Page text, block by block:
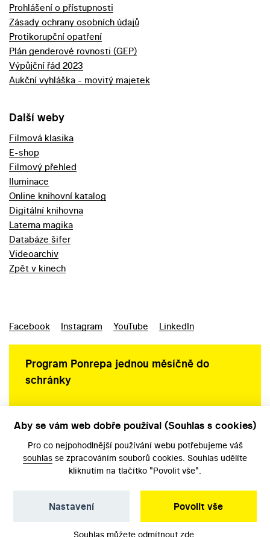
Prohlášení o přístupnosti
Zásady ochrany osobních údajů
Protikorupční opatření
Plán genderové rovnosti (GEP)
Výpůjční řád 2023
Aukční vyhláška - movitý majetek
Další weby
Filmová klasika
E-shop
Filmový přehled
Iluminace
Online knihovní katalog
Digitální knihovna
Laterna magika
Databáze šifer
Videoarchiv
Zpět v kinech
Facebook Instagram YouTube LinkedIn
Program Ponrepa jednou měsíčně do
schránky
Aby se vám web dobře používal (Souhlas s cookies)
Pro co nejpohodlnější používání webu potřebujeme váš
souhlas se zpracováním souborů cookies. Souhlas udělíte
kliknutím na tlačítko "Povolit vše".
Povolit vše
Nastavení
Souhlas můžete odmítnout zde